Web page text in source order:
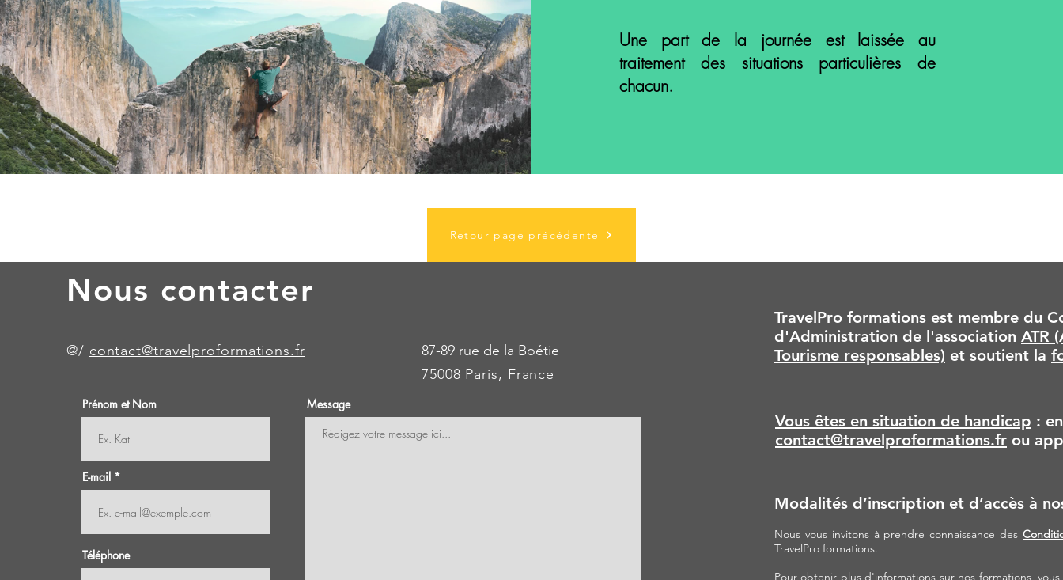
Une part de la journée est laissée au
traitement des situations particulières de
chacun.
Retour page précédente
Nous contacter
@/ contact@travelproformations.fr
87-89 rue de la Boétie
75008 Paris, France
Prénom et Nom
E-mail
Téléphone
Message
TravelPro formations est membre du
d'Administration de l'association ATR
Tourisme responsables) et soutient la
Vous êtes en situation de handicap :
contact@travelproformations.fr ou
Modalités d’inscription et d’accès à
Nous vous invitons à prendre connaissance des
TravelPro formations.
Pour obtenir plus d'informations sur nos formations,